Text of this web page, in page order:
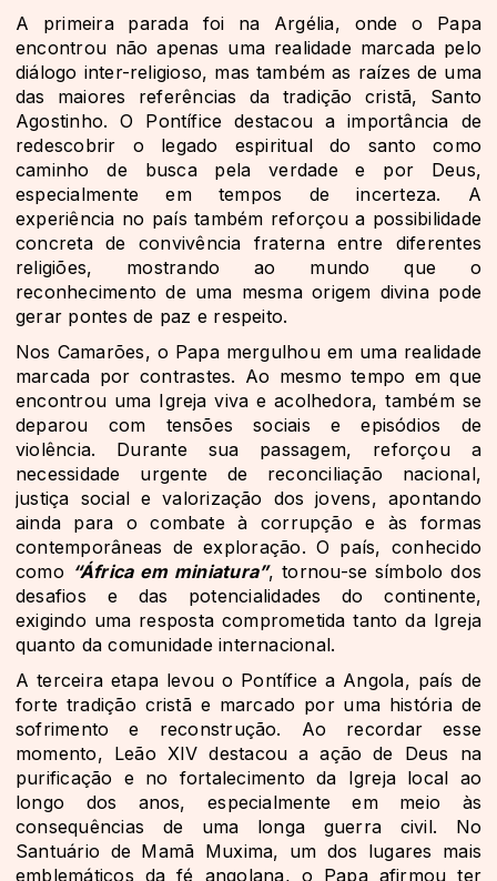
A primeira parada foi na Argélia, onde o Papa
encontrou não apenas uma realidade marcada pelo
diálogo inter-religioso, mas também as raízes de uma
das maiores referências da tradição cristã, Santo
Agostinho. O Pontífice destacou a importância de
redescobrir o legado espiritual do santo como
caminho de busca pela verdade e por Deus,
especialmente em tempos de incerteza. A
experiência no país também reforçou a possibilidade
concreta de convivência fraterna entre diferentes
religiões, mostrando ao mundo que o
reconhecimento de uma mesma origem divina pode
gerar pontes de paz e respeito.
Nos Camarões, o Papa mergulhou em uma realidade
marcada por contrastes. Ao mesmo tempo em que
encontrou uma Igreja viva e acolhedora, também se
deparou com tensões sociais e episódios de
violência. Durante sua passagem, reforçou a
necessidade urgente de reconciliação nacional,
justiça social e valorização dos jovens, apontando
ainda para o combate à corrupção e às formas
contemporâneas de exploração. O país, conhecido
como “África em miniatura”, tornou-se símbolo dos
desafios e das potencialidades do continente,
exigindo uma resposta comprometida tanto da Igreja
quanto da comunidade internacional.
A terceira etapa levou o Pontífice a Angola, país de
forte tradição cristã e marcado por uma história de
sofrimento e reconstrução. Ao recordar esse
momento, Leão XIV destacou a ação de Deus na
purificação e no fortalecimento da Igreja local ao
longo dos anos, especialmente em meio às
consequências de uma longa guerra civil. No
Santuário de Mamã Muxima, um dos lugares mais
emblemáticos da fé angolana, o Papa afirmou ter